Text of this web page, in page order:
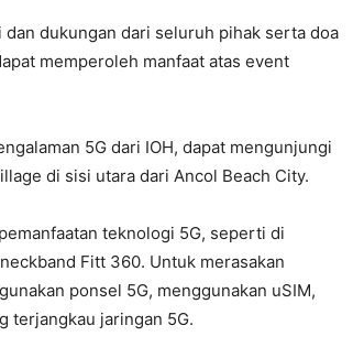
dukungan dari seluruh pihak serta doa
memperoleh manfaat atas event
5G dari IOH, dapat mengunjungi
di sisi utara dari Ancol Beach City.
teknologi 5G, seperti di
Fitt 360. Untuk merasakan
ponsel 5G, menggunakan uSIM,
terjangkau jaringan 5G.